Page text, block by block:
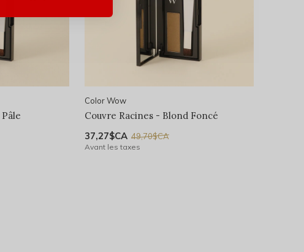
Color Wow
Couvre Racines - Blond Foncé
37,27$CA 49,70$CA
Avant les taxes